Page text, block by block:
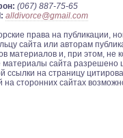
(067) 887-75-65
alldivorce@gmail.com
права на публикации,
сайта или авторам
материалов и, при этом, не
сайта разрешено
ссылки на страницу
на сторонних сайтах